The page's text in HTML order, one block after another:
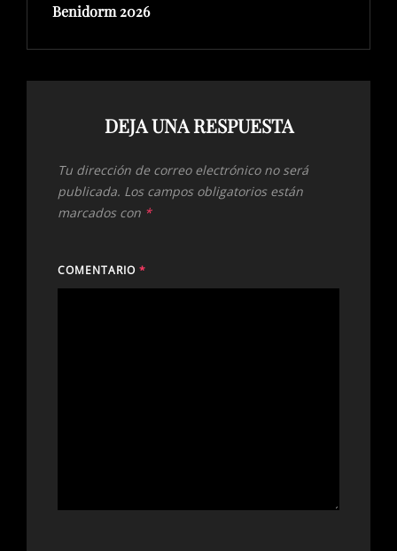
Benidorm 2026
DEJA UNA RESPUESTA
Tu dirección de correo electrónico no será
publicada. Los campos obligatorios están
marcados con *
COMENTARIO *